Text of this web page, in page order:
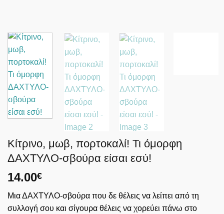
Κίτρινο, μωβ, πορτοκαλί! Τι όμορφη
ΔΑΧΤΥΛΟ-σβούρα είσαι εσύ!
14.00€
Μια ΔΑΧΤΥΛΟ-σβούρα που δε θέλεις να λείπει από τη
συλλογή σου και σίγουρα θέλεις να χορεύει πάνω στο